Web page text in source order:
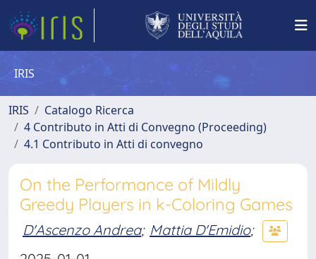
IRIS
IRIS
Catalogo Ricerca
4 Contributo in Atti di Convegno (Proceeding)
4.1 Contributo in Atti di convegno
On the Performance of Mildly
Greedy Players in k-Coloring Games
D'Ascenzo Andrea; Mattia D'Emidio;